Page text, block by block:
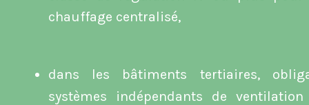
chauffage centralisé,
dans les bâtiments tertiaires,
systèmes indépendants de